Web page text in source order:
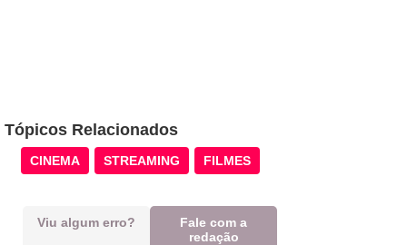
Tópicos Relacionados
CINEMA STREAMING FILMES
Viu algum erro?
Fale com a
redação